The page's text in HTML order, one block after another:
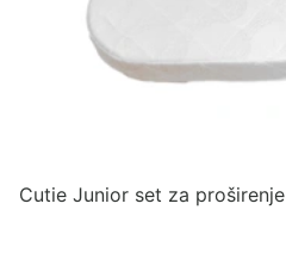
Cutie Junior set za proširenje